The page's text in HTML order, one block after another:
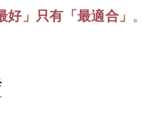
好」只有「最適合」 。